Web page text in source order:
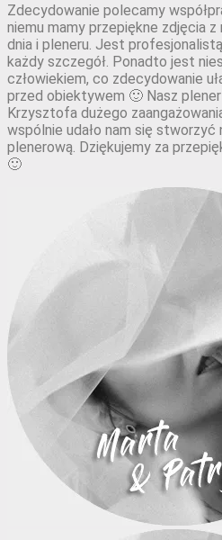
Zdecydowanie polecamy
niemu mamy przepiękne zdjęcia z
dnia i pleneru. Jest
każdy szczegół. Ponadto jest
człowiekiem, co zdecydowanie
przed obiektywem 🙂 Nasz plener
Krzysztofa dużego
wspólnie udało nam się stworzyć
plenerową. Dziękujemy za
🙂